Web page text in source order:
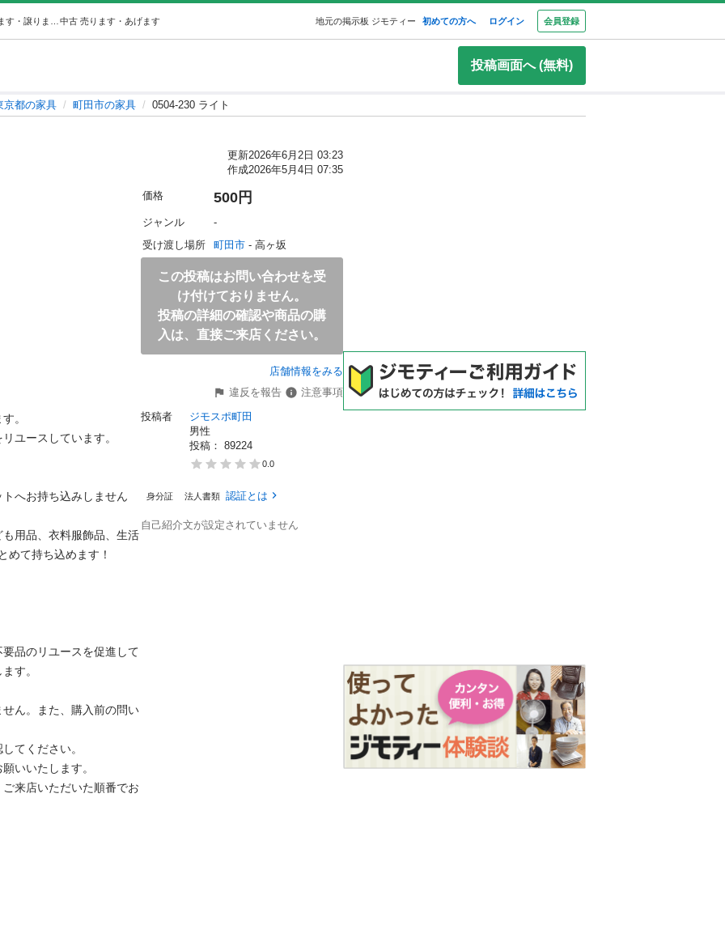
中古 売ります・あげます 地元の掲示板 ジモティー 初めての方へ ログイン 会員登録
投稿画面へ (無料)
京都の家具 町田市の家具 0504-230 ライト
更新2026年6月2日 03:23
作成2026年5月4日 07:35
。
ユースしています。
へお持ち込みしません
用品、衣料服飾品、生活
めて持ち込めます！
品のリユースを促進して
す。
ん。また、購入前の問い
てください。
いいたします。
来店いただいた順番でお
価格 500円
ジャンル
-
受け渡し場所
町田市 - 高ヶ坂
この投稿はお問い合わせを受
け付けておりません。
投稿の詳細の確認や商品の購
入は、直接ご来店ください。
店舗情報をみる
違反を報告
注意事項
投稿者
ジモスポ町田
男性
投稿： 89224
0.0
身分証 法人書類 認証とは
自己紹介文が設定されていません